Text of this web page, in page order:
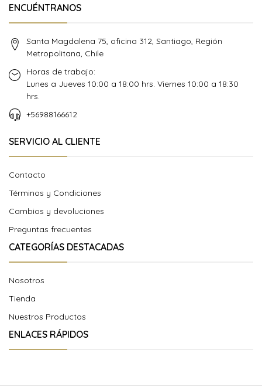
ENCUÉNTRANOS
Santa Magdalena 75, oficina 312, Santiago, Región
Metropolitana, Chile
Horas de trabajo:
Lunes a Jueves 10:00 a 18:00 hrs. Viernes 10:00 a 18:30
hrs.
+56988166612
SERVICIO AL CLIENTE
Contacto
Términos y Condiciones
Cambios y devoluciones
Preguntas frecuentes
CATEGORÍAS DESTACADAS
Nosotros
Tienda
Nuestros Productos
ENLACES RÁPIDOS